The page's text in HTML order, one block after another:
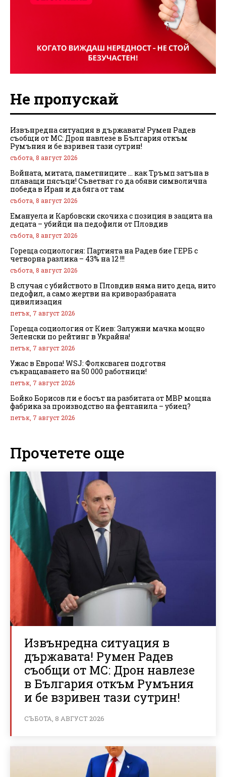
Не пропускай
Извънредна ситуация в държавата! Румен Радев
съобщи от МС: Дрон навлезе в България откъм
Румъния и бе взривен тази сутрин!
събота, 8 август 2026
Войната, митата, паметниците … как Тръмп затъна в
плаващи пясъци! Съветват го да обяви символична
победа в Иран и да бяга от там
събота, 8 август 2026
Емануела и Карбовски скочиха с позиция в защита на
децата – убийци на педофили от Пловдив
събота, 8 август 2026
Гореща социология: Партията на Радев бие ГЕРБ с
четворна разлика – 43% на 12 !!!
събота, 8 август 2026
В случая с убийството в Пловдив няма нито деца, нито
педофил, а само жертви на криворазбраната
цивилизация
петък, 7 август 2026
Гореща социология от Киев: Залужни мачка мощно
Зеленски по рейтинг в Украйна!
петък, 7 август 2026
Ужас в Европа! WSJ: Фолксваген подготвя
съкращаването на 50 000 работници!
петък, 7 август 2026
Бойко Борисов ли е босът на разбитата от МВР мощна
фабрика за производство на фентанила – убиец?
петък, 7 август 2026
Прочетете още
Извънредна ситуация в
държавата! Румен Радев
съобщи от МС: Дрон навлезе
в България откъм Румъния
и бе взривен тази сутрин!
СЪБОТА, 8 АВГУСТ 2026